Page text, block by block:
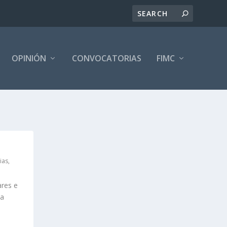
OPINIÓN CONVOCATORIAS FIMC
,
e